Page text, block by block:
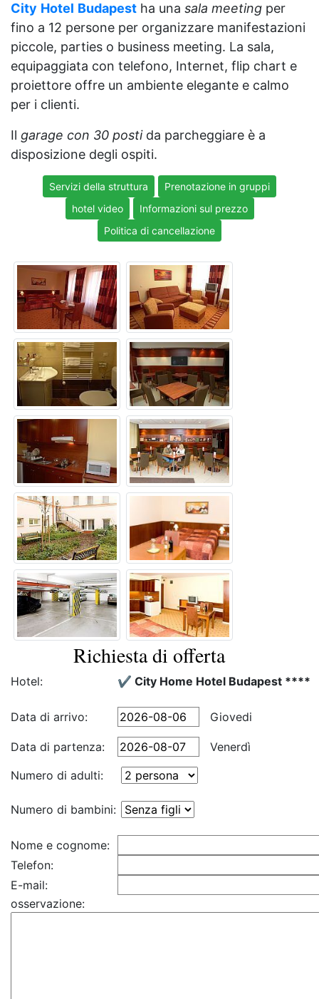
City Hotel Budapest ha una sala meeting per
fino a 12 persone per organizzare manifestazioni
piccole, parties o business meeting. La sala,
equipaggiata con telefono, Internet, flip chart e
proiettore offre un ambiente elegante e calmo
per i clienti.
Il garage con 30 postida parcheggiare è a
disposizione degli ospiti.
Servizi della struttura
Prenotazione in gruppi
hotel video
Informazioni sul prezzo
Politica di cancellazione
Richiesta di offerta
Hotel: ✔️ City Home Hotel Budapest ****
Data di arrivo: Giovedi
Data di partenza:
Venerdì
Numero di adulti:
Numero di bambini:
Nome e cognome:
Telefon:
E-mail:
osservazione: